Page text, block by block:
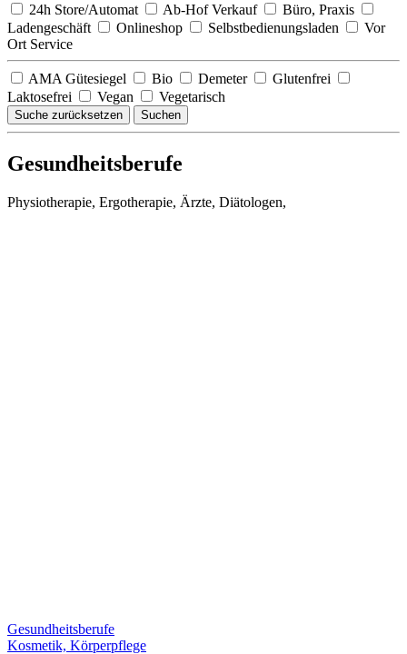
24h Store/Automat Ab-Hof Verkauf
Büro, Praxis
Ladengeschäft
Onlineshop Selbstbedienungsladen
Vor
Ort Service
AMA Gütesiegel Bio Demeter
Glutenfrei
Laktosefrei
Vegan Vegetarisch
Suche zurücksetzen Suchen
Gesundheitsberufe
Physiotherapie, Ergotherapie, Ärzte, Diätologen,
Gesundheitsberufe
Kosmetik, Körperpflege